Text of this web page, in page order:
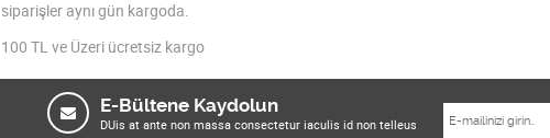
siparişler aynı gün kargoda.
100 TL ve Üzeri ücretsiz kargo
E-Bültene Kaydolun
DUis at ante non massa consectetur iaculis id non telleus